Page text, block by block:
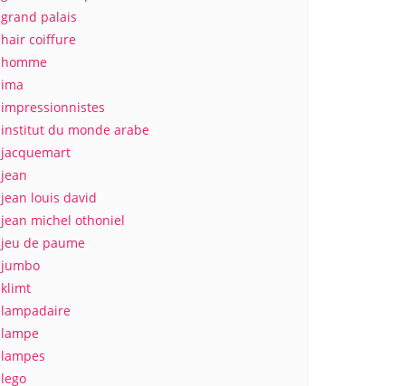
grand palais
hair coiffure
homme
ima
impressionnistes
institut du monde arabe
jacquemart
jean
jean louis david
jean michel othoniel
jeu de paume
jumbo
klimt
lampadaire
lampe
lampes
lego